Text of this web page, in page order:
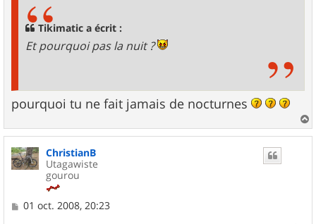
Tikimatic a écrit :
Et pourquoi pas la nuit ?
pourquoi tu ne fait jamais de nocturnes
a
ChristianB
Utagawiste
gourou
M
01 oct. 2008, 20:23